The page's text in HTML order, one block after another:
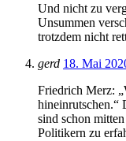
Und nicht zu
Unsummen
trotzdem nicht
gerd 18. Mai
Friedrich Merz:
hineinrutschen.“
sind schon
Politikern zu